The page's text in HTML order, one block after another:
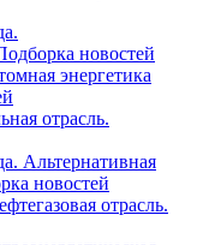
новостей
энергетика
отрасль.
Альтернативная
новостей
отрасль.